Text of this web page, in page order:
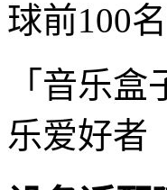
球前100
「音乐
乐爱好者